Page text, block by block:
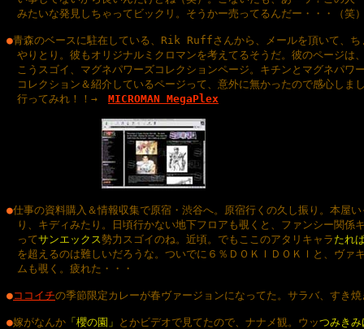
みたいな発見しちゃってビックリ。そうかー売ってるんだー・・・（笑
●青森のベースに駐在している、Rik Ruffさんから、メールを頂いて、ち
やりとり。彼もオリジナルミクロマンを考えてるそうだ。彼のページは
こうスゴイ、マグネパワーズコレクションページ。キチンとマグネパワ
コレクション＆紹介しているページって、意外に無かったので感心しま
行ってみれ！！→ MICROMAN MegaPlex
●仕事の資料購入＆情報収集で原宿・渋谷へ。原宿行くの久し振り。本屋い
り、キディみたり。日頃行かない地下フロアも覗くと、ファンシー関係
ってサンエックス勢力スゴイのね。近頃。でもここのアタリキャラ たれ
を超えるのは難しいだろうな。ついでに６％ＤＯＫＩＤＯＫＩと、ヴァ
ムも覗く。疲れた・・・
●ココイチの季節限定カレーが春ヴァージョンになってた。サラバ、すき
●嫁がなんか 「櫻の園」 とかビデオで見てたので、ナナメ観。ウッつみきみ